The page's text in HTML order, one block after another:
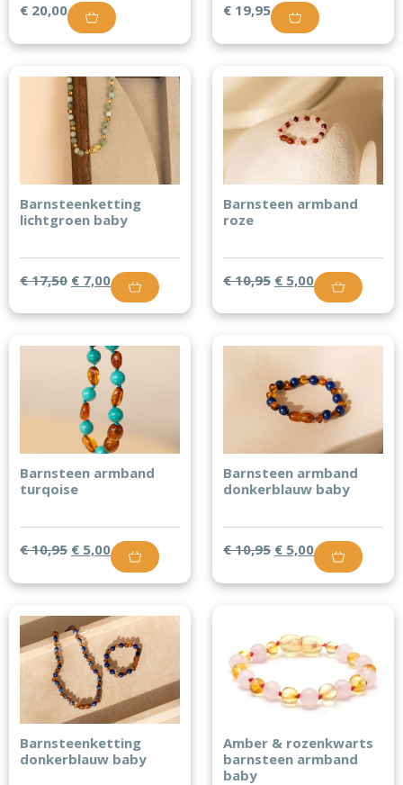
€ 20,00 € 19,95
Barnsteenketting
lichtgroen baby
€17,50 € 7,00
Barnsteen armband
roze
€10,95 € 5,00
Barnsteen armband
turqoise
€10,95 € 5,00
Barnsteen armband
donkerblauw baby
€10,95 € 5,00
Barnsteenketting
donkerblauw baby
Amber & rozenkwarts
barnsteen armband
baby